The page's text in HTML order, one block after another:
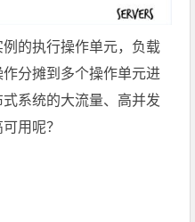
的执行操作单元，负载
分摊到多个操作单元进
系统的大流量、高并发
用呢？